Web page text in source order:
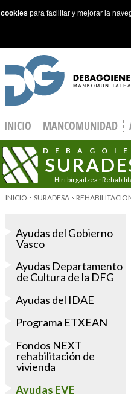
cookies para facilitar y mejorar la
INICIO MANCOMUNIDAD
Hiri birgaitzea ·
YOU ARE HERE
INICIO SURADESA
Ayudas del Gobierno
Vasco
Ayudas Departamento
de Cultura de la DFG
Ayudas del IDAE
Programa ETXEAN
Fondos NEXT
rehabilitación de
vivienda
Ayudas EVE